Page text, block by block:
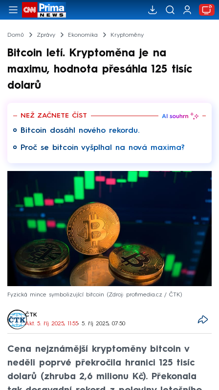
Domů Zprávy Ekonomika Kryptoměny
Bitcoin letí. Kryptoměna je na
maximu, hodnota přesáhla 125 tisíc
dolarů
NEŽ ZAČNETE ČÍST
Bitcoin dosáhl nového rekordu.
Proč se bitcoin vyšplhal na nová maxima?
Fyzická mince symbolizující bitcoin Zdroj: profimedia.cz / ČTK
ČTK
Akt. 5. říj 2025, 11:55• 5. říj 2025, 07:50
Cena nejznámější kryptoměny bitcoin v
neděli poprvé překročila hranici 125 tisíc
dolarů (zhruba 2,6 milionu Kč). Překonala